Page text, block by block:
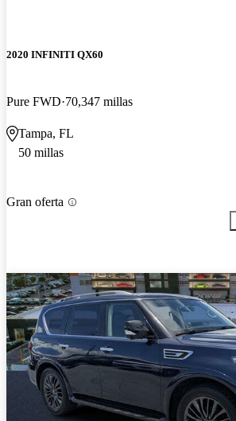
2020 INFINITI QX60
Pure FWD 70,347 millas
Tampa, FL
50 millas
Gran oferta